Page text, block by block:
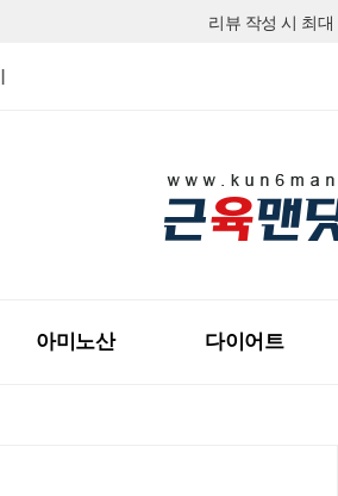
리뷰 작성 시 최대
아미노산 다이어트